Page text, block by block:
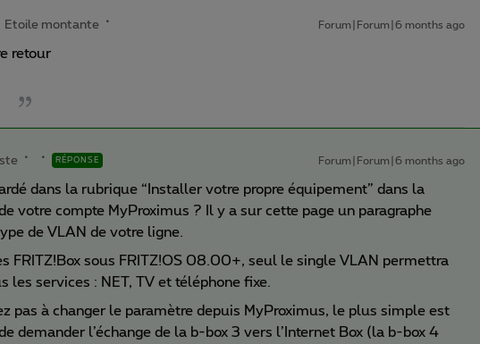
Etoile montante Forum|Forum|6 months ago
retour
RÉPONSE Forum|Forum|6 months ago
dans la rubrique “Installer votre propre équipement” dans la
votre compte MyProximus ? Il y a sur cette page un paragraphe
de VLAN de votre ligne.
FRITZ!Box sous FRITZ!OS 08.00+, seul le single VLAN permettra
les services : NET, TV et téléphone fixe.
pas à changer le paramètre depuis MyProximus, le plus simple est
demander l’échange de la b-box 3 vers l’Internet Box (la b-box 4